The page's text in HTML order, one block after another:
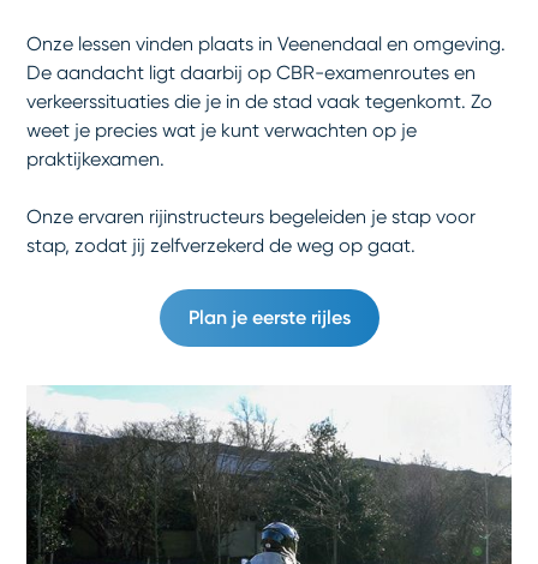
Onze lessen vinden plaats in Veenendaal en omgeving.
De aandacht ligt daarbij op CBR-examenroutes en
verkeerssituaties die je in de stad vaak tegenkomt. Zo
weet je precies wat je kunt verwachten op je
praktijkexamen.
Onze ervaren rijinstructeurs begeleiden je stap voor
stap, zodat jij zelfverzekerd de weg op gaat.
Plan je eerste rijles